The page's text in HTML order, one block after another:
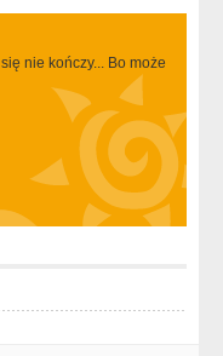
nie kończy... Bo może